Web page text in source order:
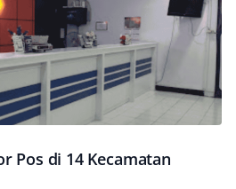
Pos di 14 Kecamatan